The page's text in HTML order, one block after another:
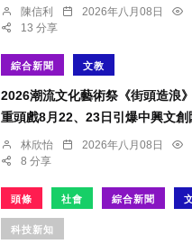
陳信利 2026年八月08日
13 分享
綜合新聞 文教
2026潮流文化藝術祭《街頭造浪
重頭戲8月22、23日引爆中興文創
林欣怡 2026年八月08日
8 分享
頭條 社會 綜合新聞
科技新知